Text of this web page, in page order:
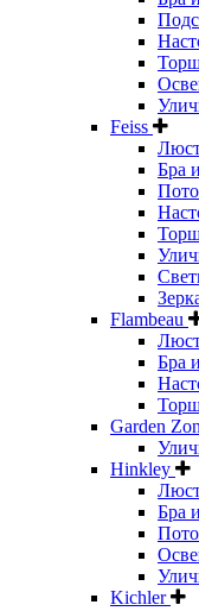
Feiss
Бра
Flambeau
Бра
Garden
Hinkley
Бра
Kichler